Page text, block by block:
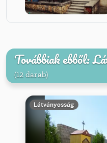
Továbbiak ebből:
(12 darab)
Látványosság